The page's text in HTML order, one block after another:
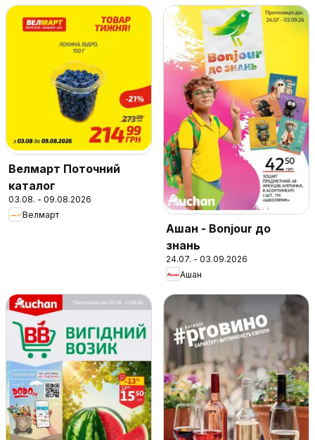
Велмарт Поточний
каталог
03.08. - 09.08.2026
Велмарт
Ашан - Bonjour до
знань
24.07. - 03.09.2026
Ашан